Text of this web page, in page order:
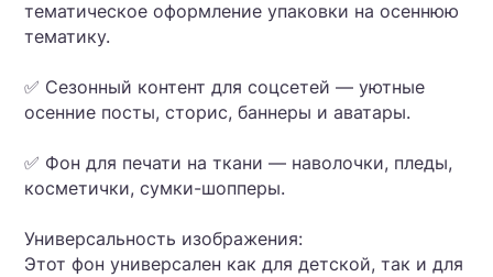
тематическое оформление упаковки на осеннюю
тематику.
✅ Сезонный контент для соцсетей — уютные
осенние посты, сторис, баннеры и аватары.
✅ Фон для печати на ткани — наволочки, пледы,
косметички, сумки-шопперы.
Универсальность изображения:
Этот фон универсален как для детской, так и для